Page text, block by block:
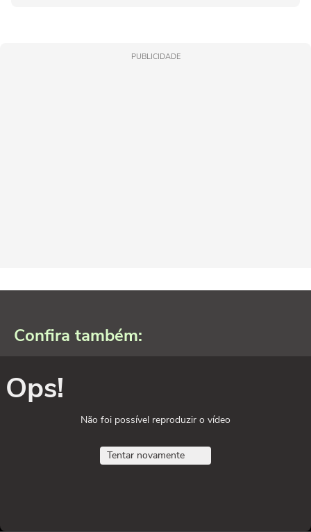
PUBLICIDADE
Confira também:
Ops!
Não foi possível reproduzir o vídeo
Tentar novamente